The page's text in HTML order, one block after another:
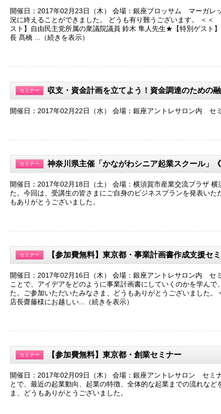
開催日：2017年02月23日（木） 会場：銀座ブロッサム マーガレ
況に終えることができました。 どうも有り難うございます。 ＜
スト】自由民主党所属の衆議院議員 鈴木 隼人先生★【特別ゲスト
長 髙橋 ...（続きを表示）
セミナー 収支・資金計画を立てよう！資金調達のための
開催日：2017年02月22日（水） 会場：銀座アントレサロン内 セ
セミナー 神奈川県主催「かながわシニア起業スクール」
開催日：2017年02月18日（土） 会場：横須賀市産業交流プラザ
た。今回は、受講生の皆さまにご自身のビジネスプランを発表い
もありがとうございました。
セミナー 【参加費無料】東京都・事業計画書作成支援セ
開催日：2017年02月16日（木） 会場：銀座アントレサロン内 セ
ことで、アイデアをどのように事業計画書にしていくのかを学ん
た。ご参加いただいたみなさま、どうもありがとうございました
店長齋藤様にお越しい...（続きを表示）
セミナー 【参加費無料】東京都・創業セミナー
開催日：2017年02月09日（木） 会場：銀座アントレサロン セミ
とで、最近の起業動向、起業の特徴、全体的な起業までの流れな
ま、どうもありがとうございました。